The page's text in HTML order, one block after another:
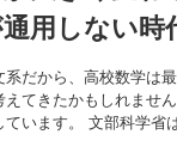
用しない時
系だから、高校数学
えてきたかもしれませ
ています。 文部科学省